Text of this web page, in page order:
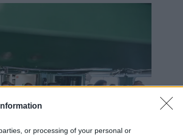
or processing of your personal or